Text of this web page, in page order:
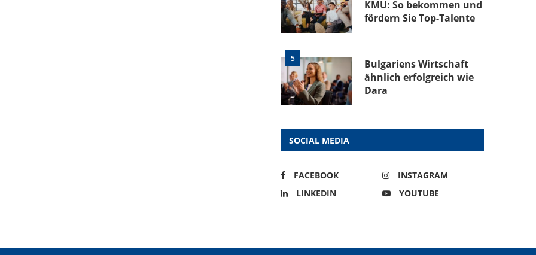
KMU: So bekommen und
fördern Sie Top-Talente
5
Bulgariens Wirtschaft
ähnlich erfolgreich wie
Dara
SOCIAL MEDIA
FACEBOOK
INSTAGRAM
LINKEDIN
YOUTUBE